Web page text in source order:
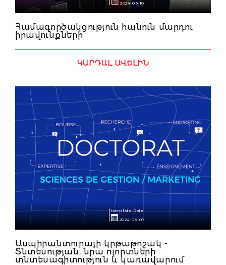
2024-05-10
Համագործակցություն հանուն մարդու
իրավունքների
ԿԱՐԴԱԼ ԱՎԵԼԻՆ
translate.Date
2024-05-07
Ասպիրանտուրայի կրթաթոշակ -
Տնտեսության, նրա ոլորտների
տնտեսագիտություն և կառավարում